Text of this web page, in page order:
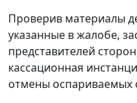
Проверив материалы
указанные в жалобе,
представителей
кассационная
отмены оспариваемых